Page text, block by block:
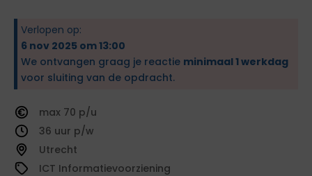
Verlopen op:
6 nov 2025 om 13:00
We ontvangen graag je reactie minimaal 1 werkdag
voor sluiting van de opdracht.
70
36
Utrecht
ICT Informatievoorziening